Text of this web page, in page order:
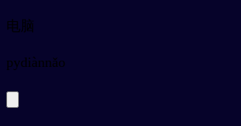
电脑
pydiànnǎo